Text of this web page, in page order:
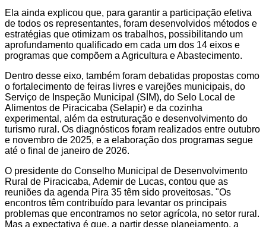
Ela ainda explicou que, para garantir a participação efetiva
de todos os representantes, foram desenvolvidos métodos e
estratégias que otimizam os trabalhos, possibilitando um
aprofundamento qualificado em cada um dos 14 eixos e
programas que compõem a Agricultura e Abastecimento.
Dentro desse eixo, também foram debatidas propostas como
o fortalecimento de feiras livres e varejões municipais, do
Serviço de Inspeção Municipal (SIM), do Selo Local de
Alimentos de Piracicaba (Selapir) e da cozinha
experimental, além da estruturação e desenvolvimento do
turismo rural. Os diagnósticos foram realizados entre outubro
e novembro de 2025, e a elaboração dos programas segue
até o final de janeiro de 2026.
O presidente do Conselho Municipal de Desenvolvimento
Rural de Piracicaba, Ademir de Lucas, contou que as
reuniões da agenda Pira 35 têm sido proveitosas. "Os
encontros têm contribuído para levantar os principais
problemas que encontramos no setor agrícola, no setor rural.
Mas a expectativa é que, a partir desse planejamento, a